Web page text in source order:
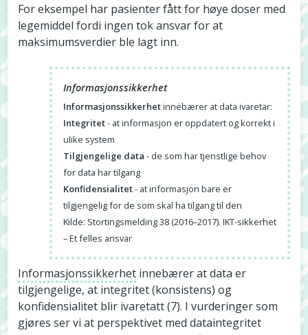
For eksempel har pasienter fått for høye doser med
legemiddel fordi ingen tok ansvar for at
maksimumsverdier ble lagt inn.
Informasjonssikkerhet
Informasjonssikkerhetinnebærer at data ivaretar:
Integritet- at informasjon er oppdatert og korrekt i
ulike system
Tilgjengelige data - de som har tjenstlige behov
for data har tilgang
Konfidensialitet- at informasjon bare er
tilgjengelig for de som skal ha tilgang til den
Kilde: Stortingsmelding 38 (2016–2017). IKT-sikkerhet
– Et felles ansvar
Informasjonssikkerhet innebærer at data er
tilgjengelige, at integritet (konsistens) og
konfidensialitet blir ivaretatt (7). I vurderinger som
gjøres ser vi at perspektivet med dataintegritet